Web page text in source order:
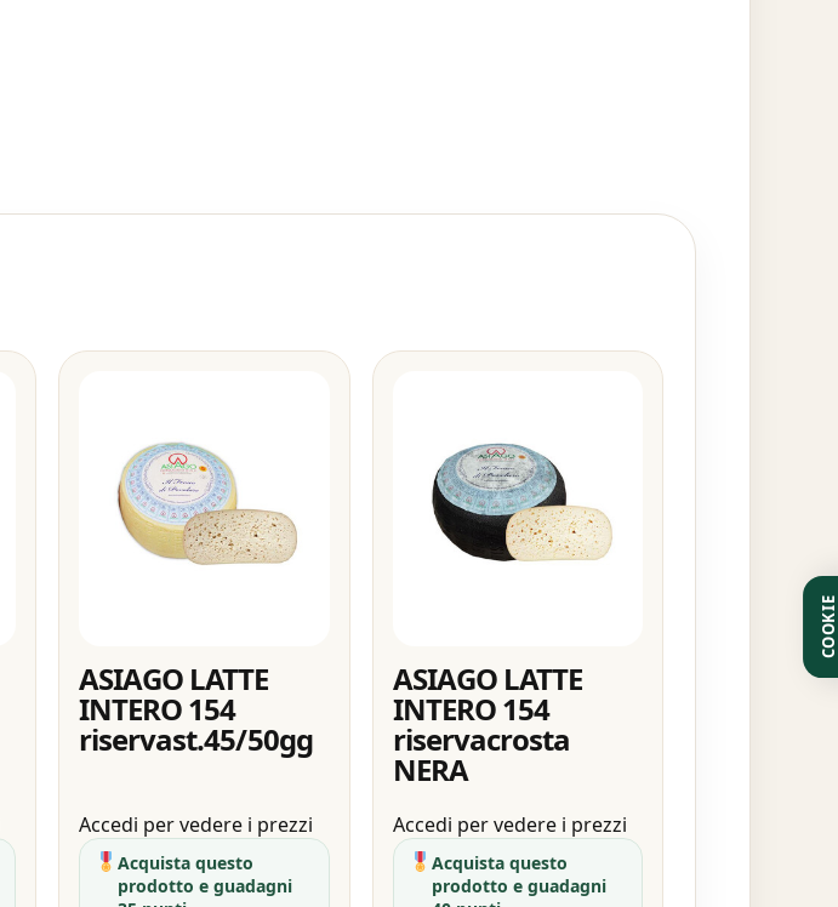
ASIAGO LATTE
INTERO 154
riservast.45/50gg
Accedi per vedere i prezzi
Acquista questo
prodotto e guadagni
ASIAGO LATTE
INTERO 154
riservacrosta
NERA
Accedi per vedere i prezzi
Acquista questo
prodotto e guadagni
COOKIE